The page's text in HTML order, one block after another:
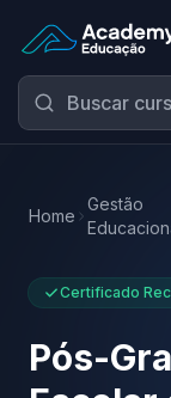
Academy
Home
Gestão
Certificado
Pós-